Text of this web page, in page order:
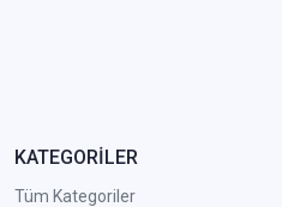
KATEGORİLER
Tüm Kategoriler